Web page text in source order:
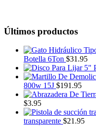
Últimos productos
Botella 6Ton $31.95
800w 15J $191.95
$3.95
transparente $21.95